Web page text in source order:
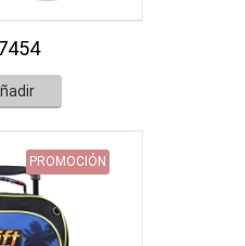
PROMOCIÓN